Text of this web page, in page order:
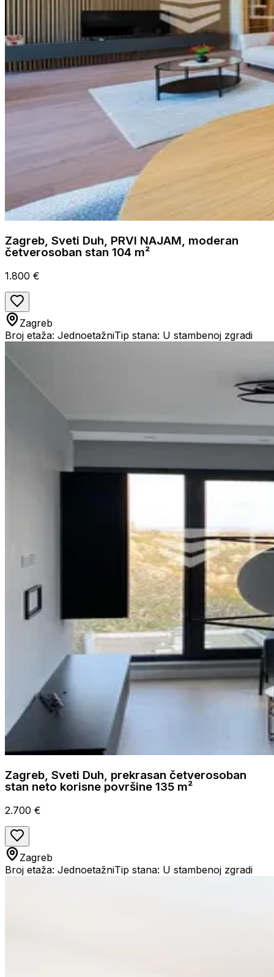
Zagreb, Sveti Duh, PRVI NAJAM, moderan
četverosoban stan 104 m²
1.800 €
Zagreb
Broj etaža: JednoetažniTip stana: U stambenoj zgradi
Zagreb, Sveti Duh, prekrasan četverosoban
stan neto korisne površine 135 m²
2.700 €
Zagreb
Broj etaža: JednoetažniTip stana: U stambenoj zgradi